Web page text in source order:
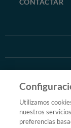
CONTACTAR
Utilizamos
nuestros
preferencias